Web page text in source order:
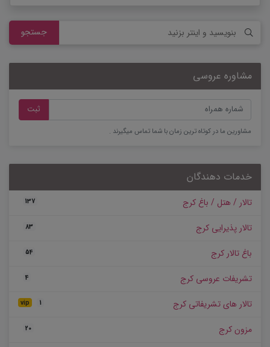
جستجو
مشاوره عروسی
ثبت
مشاورین ما در کوتاه ترین زمان با شما تماس میگیرند .
خدمات دهندگان
تالار / هتل / باغ کرج 137
تالار پذیرایی کرج 83
باغ تالار کرج 54
تشریفات عروسی کرج 4
تالار های تشریفاتی کرج vip 1
مزون کرج 20